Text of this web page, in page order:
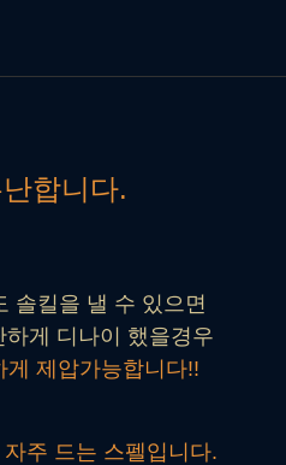
합니다.
솔킬을 낼 수 있으면
게 디나이 했을경우
게 제압가능합니다!!
주 드는 스펠입니다.